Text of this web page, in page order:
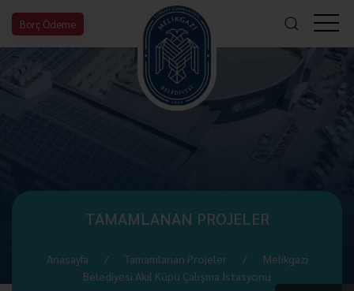
Borç Ödeme
TAMAMLANAN PROJELER
Anasayfa Tamamlanan Projeler
Melikgazi
Belediyesi Akıl Küpü Çalışma İstasyonu